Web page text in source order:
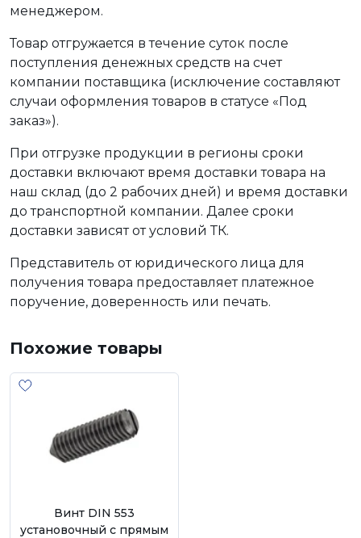
менеджером.
Товар отгружается в течение суток после
поступления денежных средств на счет
компании поставщика (исключение составляют
случаи оформления товаров в статусе «Под
заказ»).
При отгрузке продукции в регионы сроки
доставки включают время доставки товара на
наш склад (до 2 рабочих дней) и время доставки
до транспортной компании. Далее сроки
доставки зависят от условий ТК.
Представитель от юридического лица для
получения товара предоставляет платежное
поручение, доверенность или печать.
Похожие товары
Винт DIN 553
установочный с прямым